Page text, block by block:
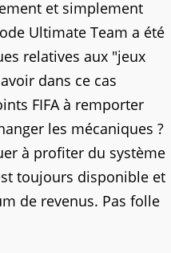
et simplement
Ultimate Team a été
relatives aux "jeux
dans ce cas
FIFA à remporter
les mécaniques ?
à profiter du système
toujours disponible et
de revenus. Pas folle